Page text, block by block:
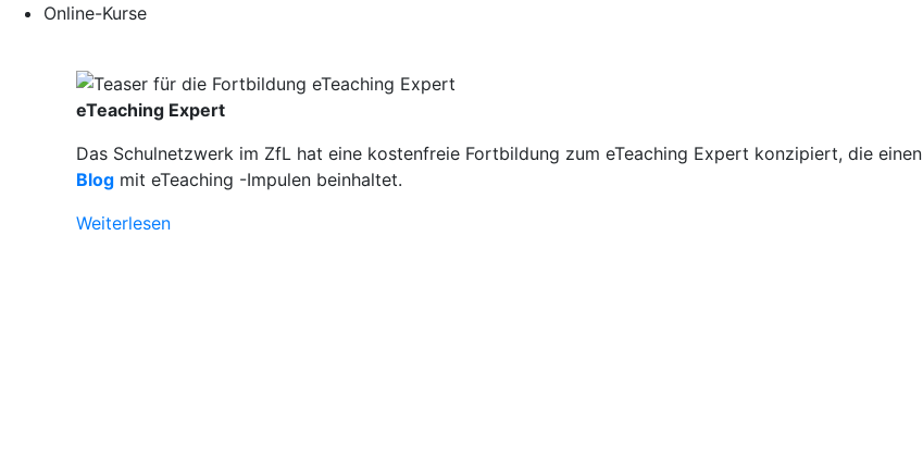
Online-Kurse
eTeaching Expert
Das Schulnetzwerk im ZfL hat eine kostenfreie Fortbildung zum eTeaching Expert konzipiert, die einen
Blog mit eTeaching -Impulen beinhaltet.
Weiterlesen